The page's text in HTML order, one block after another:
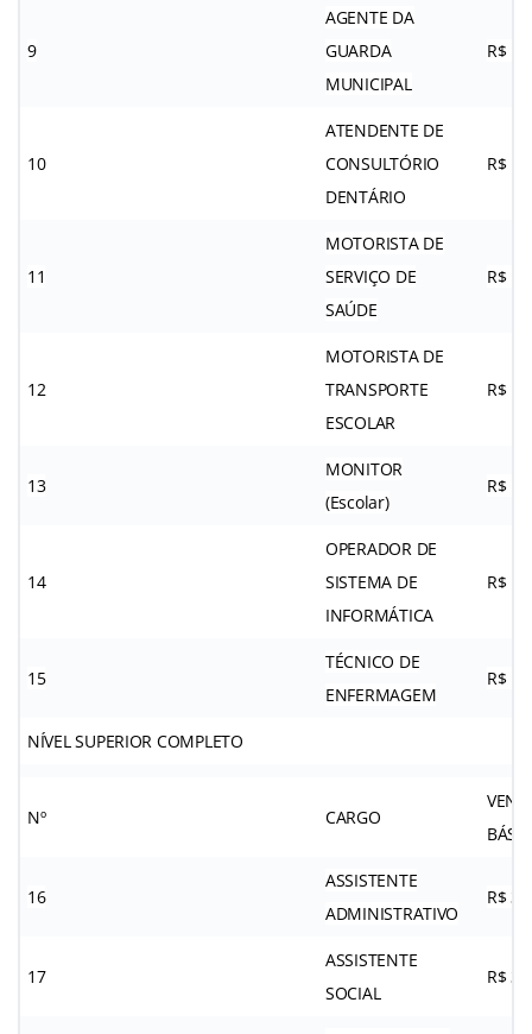
9
AGENTE DA
GUARDA
MUNICIPAL
R$
10
ATENDENTE DE
CONSULTÓRIO
DENTÁRIO
R$
11
MOTORISTA DE
SERVIÇO DE
SAÚDE
R$
12
MOTORISTA DE
TRANSPORTE
ESCOLAR
R$
13
MONITOR
(Escolar)
R$
14
OPERADOR DE
SISTEMA DE
INFORMÁTICA
R$
15
TÉCNICO DE
ENFERMAGEM
R$
NÍVEL SUPERIOR COMPLETO
Nº CARGO
16
ASSISTENTE
ADMINISTRATIVO
R$
17
ASSISTENTE
SOCIAL
R$